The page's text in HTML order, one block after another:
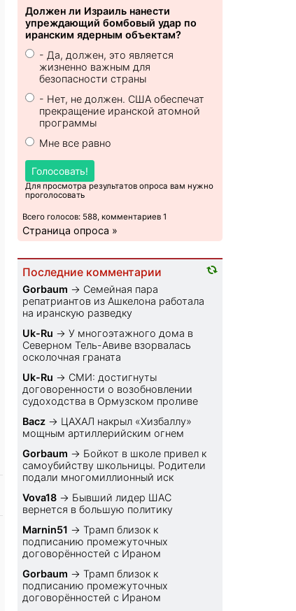
Должен ли Израиль нанести
упреждающий бомбовый удар по
иранским ядерным объектам?
- Да, должен, это является
жизненно важным для
безопасности страны
- Нет, не должен. США обеспечат
прекращение иранской атомной
программы
Мне все равно
Голосовать!
Для просмотра результатов опроса вам нужно
проголосовать
Всего голосов: 588, комментариев 1
Страница опроса »
Последние комментарии
Gorbaum → Семейная пара
репатриантов из Ашкелона работала
на иранскую разведку
Uk-Ru →У многоэтажного дома в
Северном Тель-Авиве взорвалась
осколочная граната
Uk-Ru → СМИ: достигнуты
договоренности о возобновлении
судоходства в Ормузском проливе
Bacz → ЦАХАЛ накрыл «Хизбаллу»
мощным артиллерийским огнем
Gorbaum → Бойкот в школе привел к
самоубийству школьницы. Родители
подали многомиллионный иск
Vova18 → Бывший лидер ШАС
вернется в большую политику
Marnin51 →Трамп близок к
подписанию промежуточных
договорённостей с Ираном
Gorbaum →Трамп близок к
подписанию промежуточных
договорённостей с Ираном